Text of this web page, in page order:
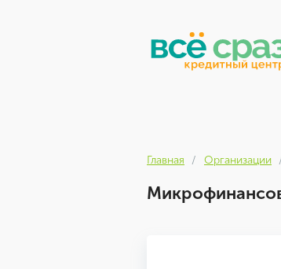
Главная Организации